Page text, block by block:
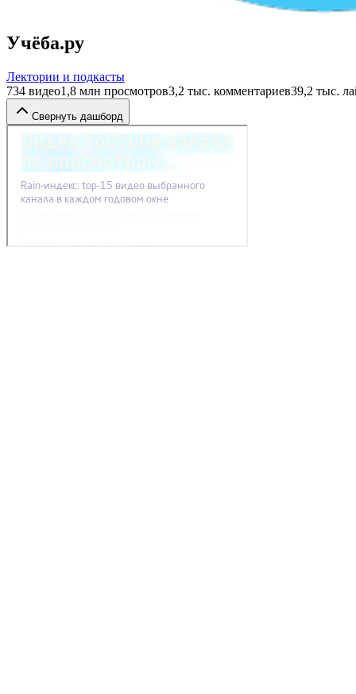
Учёба.ру
Лектории и подкасты
734 видео1,8 млн просмотров3,2 тыс. комментариев39,2 тыс.
Свернуть дашборд